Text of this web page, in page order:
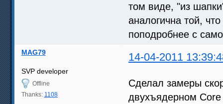
том виде, "из
аналогична той,
поподробнее с
MAG79 14-04-2011
SVP developer
Offline
Thanks: 1108
Сделал замеры
двухъядерном